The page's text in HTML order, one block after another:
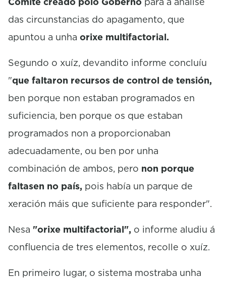
das circunstancias do apagamento, que
apuntou a unha orixe multifactorial.
Segundo o xuíz, devandito informe concluíu
"que faltaron recursos de control de tensión,
ben porque non estaban programados en
suficiencia, ben porque os que estaban
programados non a proporcionaban
adecuadamente, ou ben por unha
combinación de ambos, pero non porque
faltasen no país, pois había un parque de
xeración máis que suficiente para responder".
Nesa "orixe multifactorial", o informe aludiu á
confluencia de tres elementos, recolle o xuíz.
En primeiro lugar, o sistema mostraba unha